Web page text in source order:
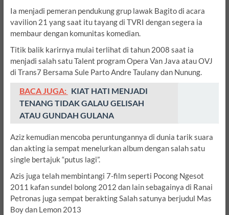
Ia menjadi pemeran pendukung grup lawak Bagito di acara
vavilion 21 yang saat itu tayang di TVRI dengan segera ia
membaur dengan komunitas komedian.
Titik balik karirnya mulai terlihat di tahun 2008 saat ia
menjadi salah satu Talent program Opera Van Java atau OVJ
di Trans7 Bersama Sule Parto Andre Taulany dan Nunung.
BACA JUGA: KIAT HATI MENJADI
TENANG TIDAK GALAU GELISAH
ATAU GUNDAH GULANA
Aziz kemudian mencoba peruntungannya di dunia tarik suara
dan akting ia sempat menelurkan album dengan salah satu
single bertajuk “putus lagi”.
Azis juga telah membintangi 7-film seperti Pocong Ngesot
2011 kafan sundel bolong 2012 dan lain sebagainya di Ranai
Petronas juga sempat berakting Salah satunya berjudul Mas
Boy dan Lemon 2013